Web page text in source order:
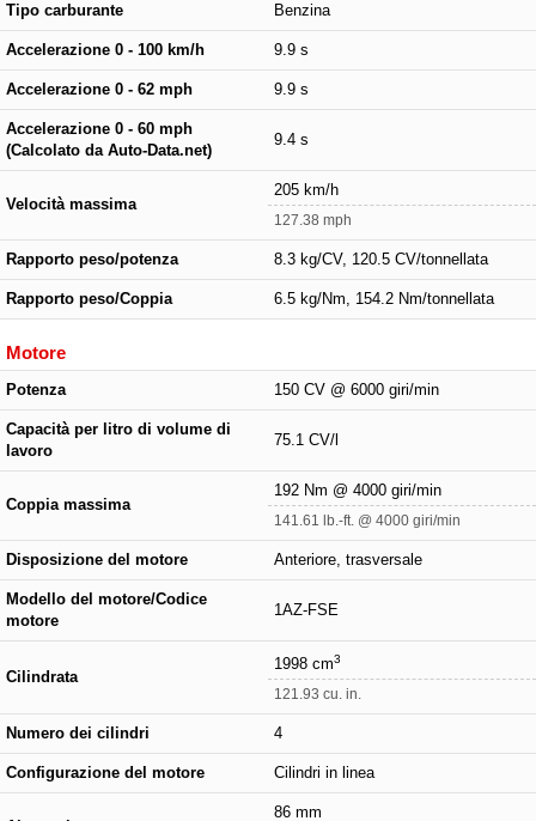
Tipo carburante Benzina
Accelerazione 0 - 100 km/h 9.9 s
Accelerazione 0 - 62 mph 9.9 s
Accelerazione 0 - 60 mph
(Calcolato da Auto-Data.net)
9.4 s
Velocità massima
205 km/h
127.38 mph
Rapporto peso/potenza 8.3 kg/CV, 120.5 CV/tonnellata
Rapporto peso/Coppia 6.5 kg/Nm, 154.2 Nm/tonnellata
Motore
Potenza 150 CV @ 6000 giri/min
Capacità per litro di volume di
lavoro
75.1 CV/l
Coppia massima
192 Nm @ 4000 giri/min
141.61 lb.-ft. @ 4000 giri/min
Disposizione del motore Anteriore, trasversale
Modello del motore/Codice
motore
1AZ-FSE
Cilindrata
1998 cm3
121.93 cu. in.
Numero dei cilindri 4
Configurazione del motore Cilindri in linea
86 mm